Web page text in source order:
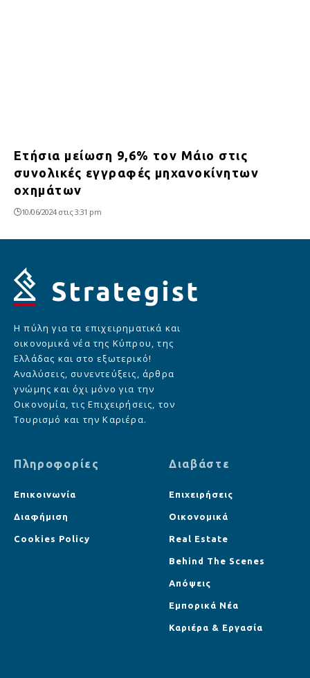
Ετήσια μείωση 9,6% τον Μάιο στις
συνολικές εγγραφές μηχανοκίνητων
οχημάτων
10/06/2024 στις 3:31 pm
Η πύλη για τα επιχειρηματικά και
οικονομικά νέα της Κύπρου, της
Ελλάδας και στο εξωτερικό!
Αναλύσεις, συνεντεύξεις, άρθρα
γνώμης και όχι μόνο για την
Οικονομία, τις Επιχειρήσεις, τον
Τουρισμό και την Καριέρα.
Πληροφορίες
Επικοινωνία
Διαφήμιση
Cookies Policy
Διαβάστε
Επιχειρήσεις
Οικονομικά
Real Estate
Behind The Scenes
Απόψεις
Εμπορικά Νέα
Καριέρα & Εργασία